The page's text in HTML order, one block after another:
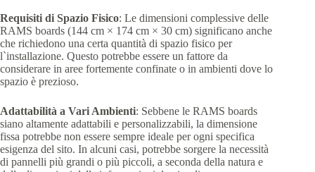
Requisiti di Spazio Fisico: Le dimensioni complessive delle
RAMS boards (144 cm × 174 cm × 30 cm) significano anche
che richiedono una certa quantità di spazio fisico per
l`installazione. Questo potrebbe essere un fattore da
considerare in aree fortemente confinate o in ambienti dove lo
spazio è prezioso.
Adattabilità a Vari Ambienti: Sebbene le RAMS boards
siano altamente adattabili e personalizzabili, la dimensione
fissa potrebbe non essere sempre ideale per ogni specifica
esigenza del sito. In alcuni casi, potrebbe sorgere la necessità
di pannelli più grandi o più piccoli, a seconda della natura e